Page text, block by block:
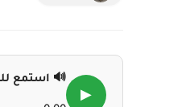
▶
🔊 استمع